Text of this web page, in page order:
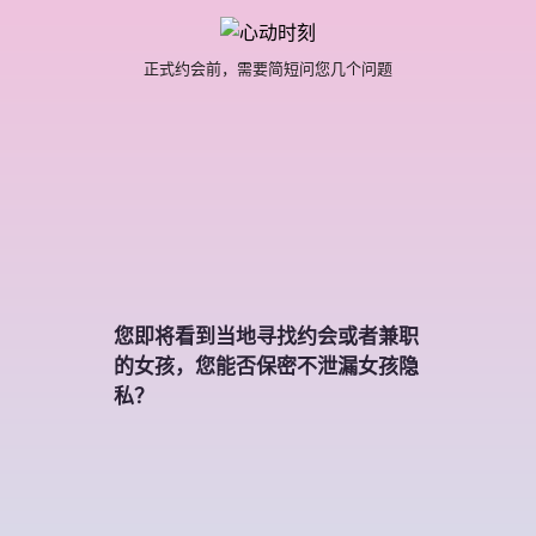
正式约会前，需要简短问您几个问题
您即将看到当地寻找约会或者兼职
的女孩，您能否保密不泄漏女孩隐
私？